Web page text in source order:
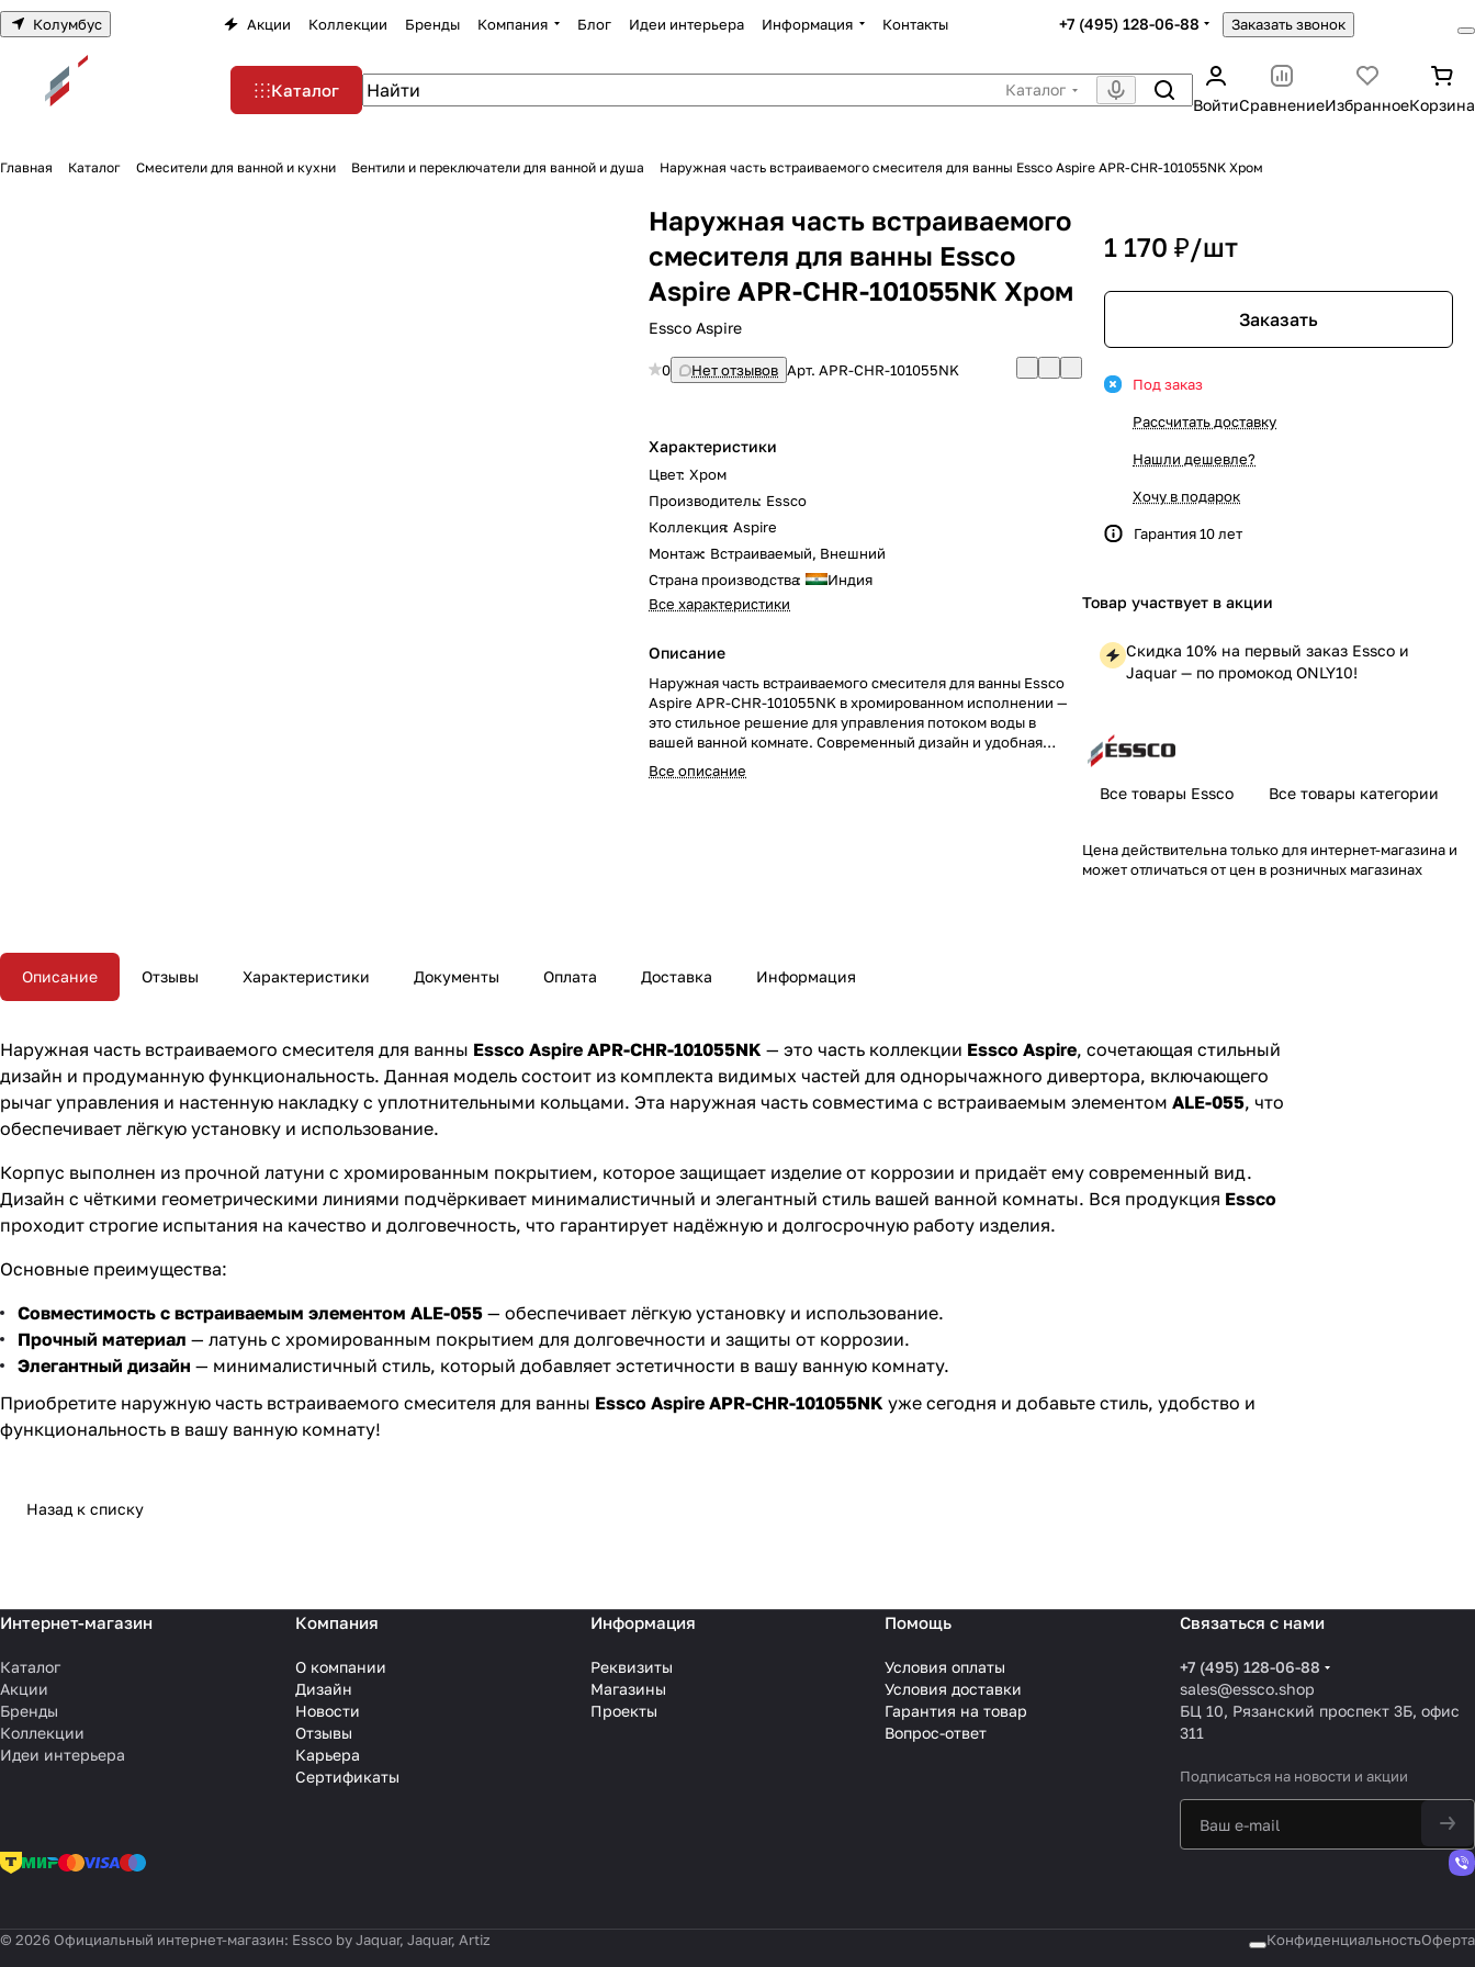
Колумбус Акции Коллекции Бренды Компания Блог Идеи интерьера Информация Контакты +7 (495) 128-06-88 Заказать звонок
Каталог
Каталог
ВойтиСравнениеИзбранноеКорзина
Главная Каталог Смесители для ванной и кухни Вентили и переключатели для ванной и душа Наружная часть встраиваемого смесителя для ванны Essco Aspire APR-CHR-101055NK Хром
Наружная часть встраиваемого
смесителя для ванны Essco
Aspire APR-CHR-101055NK Хром
Essco Aspire
0 Нет отзывов Арт.APR-CHR-101055NK
Характеристики
Цвет: Хром
Производитель: Essco
Коллекция: Aspire
Монтаж: Встраиваемый, Внешний
Страна производства:
Индия
Все характеристики
Описание
Наружная часть встраиваемого смесителя для ванны Essco
Aspire APR-CHR-101055NK в хромированном исполнении —
это стильное решение для управления потоком воды в
вашей ванной комнате. Современный дизайн и удобная
конструкция делают этот элемент отличным выбором для
любого интерьера. Закажите эту наружную часть смесителя
Все описание
1 170 ₽/шт
Заказать
Под заказ
Рассчитать доставку
Нашли дешевле?
Хочу в подарок
Гарантия 10 лет
Товар участвует в акции
Скидка 10% на первый заказ Essco и
Jaquar — по промокод ONLY10!
Все товары Essco Все товары категории
Цена действительна только для интернет-магазина и
может отличаться от цен в розничных магазинах
Описание Отзывы Характеристики Документы Оплата Доставка Информация
Наружная часть встраиваемого смесителя для ванны Essco Aspire APR-CHR-101055NK — это часть коллекции Essco Aspire, сочетающая стильный
дизайн и продуманную функциональность. Данная модель состоит из комплекта видимых частей для однорычажного дивертора, включающего
рычаг управления и настенную накладку с уплотнительными кольцами. Эта наружная часть совместима с встраиваемым элементом ALE-055, что
обеспечивает лёгкую установку и использование.
Корпус выполнен из прочной латуни с хромированным покрытием, которое защищает изделие от коррозии и придаёт ему современный вид.
Дизайн с чёткими геометрическими линиями подчёркивает минималистичный и элегантный стиль вашей ванной комнаты. Вся продукция Essco
проходит строгие испытания на качество и долговечность, что гарантирует надёжную и долгосрочную работу изделия.
Основные преимущества:
Совместимость с встраиваемым элементом ALE-055 — обеспечивает лёгкую установку и использование.
Прочный материал — латунь с хромированным покрытием для долговечности и защиты от коррозии.
Элегантный дизайн — минималистичный стиль, который добавляет эстетичности в вашу ванную комнату.
Приобретите наружную часть встраиваемого смесителя для ванны Essco Aspire APR-CHR-101055NK уже сегодня и добавьте стиль, удобство и
функциональность в вашу ванную комнату!
Назад к списку
Интернет-магазин
Каталог
Акции
Бренды
Коллекции
Идеи интерьера
Компания
О компании
Дизайн
Новости
Отзывы
Карьера
Сертификаты
Информация
Реквизиты
Магазины
Проекты
Помощь
Условия оплаты
Условия доставки
Гарантия на товар
Вопрос-ответ
Связаться с нами
+7 (495) 128-06-88
sales@essco.shop
БЦ 10, Рязанский проспект 3Б, офис
311
Подписаться на новости и акции
© 2026 Официальный интернет-магазин: Essco by Jaquar, Jaquar, Artiz КонфиденциальностьОферта